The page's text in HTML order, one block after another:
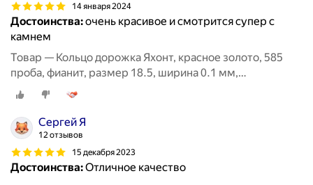
14 января 2024
Достоинства:очень красивое и смотрится супер с
камнем
Товар — Кольцо дорожка Яхонт, красное золото, 585
проба, фианит, размер 18.5, ширина 0.1 мм,
бесцветный
Сергей Я
12 отзывов
15 декабря 2023
Достоинства:Отличное качество